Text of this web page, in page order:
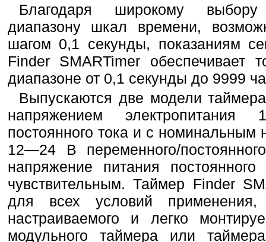
Благодаря широкому
диапазону шкал времени,
шагом 0,1 секунды, показаниям
Finder SMARTimer обеспечивает
диапазоне от 0,1 секунды до 9999
Выпускаются две модели
напряжением
постоянного тока и с номинальным
12—24 В переменного/
напряжение питания
чувствительным. Таймер Finder
для всех условий применения,
настраиваемого и легко
модульного таймера или